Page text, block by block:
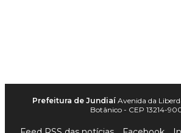
Prefeitura de Jundiaí Avenida da
Botânico - CEP 13214-